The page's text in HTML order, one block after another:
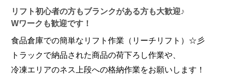
リフト初心者の方もブランクがある方も大歓迎♪
Wワークも歓迎です！
食品倉庫での簡単なリフト作業（リーチリフト）☆彡
トラックで納品された商品の荷下ろし作業や、
冷凍エリアのネス上段への格納作業をお願いします！